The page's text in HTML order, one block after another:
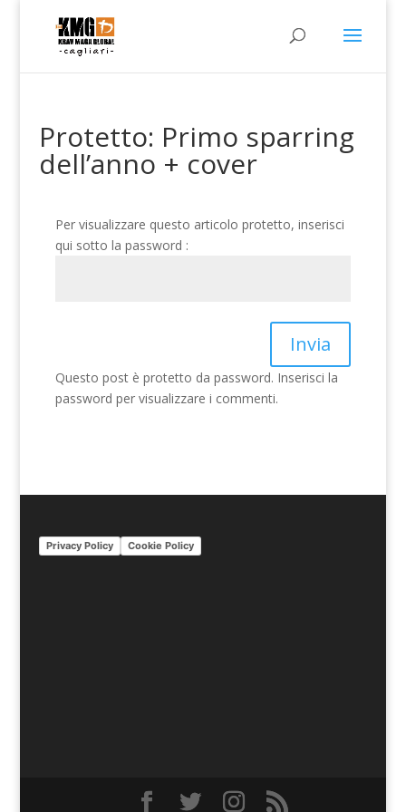
Protetto: Primo sparring
dell’anno + cover
Per visualizzare questo articolo protetto, inserisci
qui sotto la password :
Invia
Questo post è protetto da password. Inserisci la
password per visualizzare i commenti.
Privacy Policy Cookie Policy